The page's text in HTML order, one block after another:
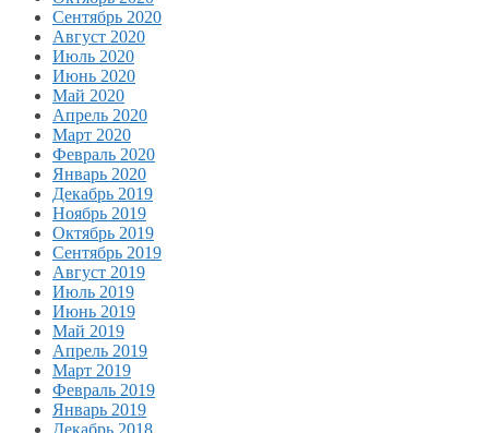
Сентябрь 2020
Август 2020
Июль 2020
Июнь 2020
Май 2020
Апрель 2020
Март 2020
Февраль 2020
Январь 2020
Декабрь 2019
Ноябрь 2019
Октябрь 2019
Сентябрь 2019
Август 2019
Июль 2019
Июнь 2019
Май 2019
Апрель 2019
Март 2019
Февраль 2019
Январь 2019
Декабрь 2018